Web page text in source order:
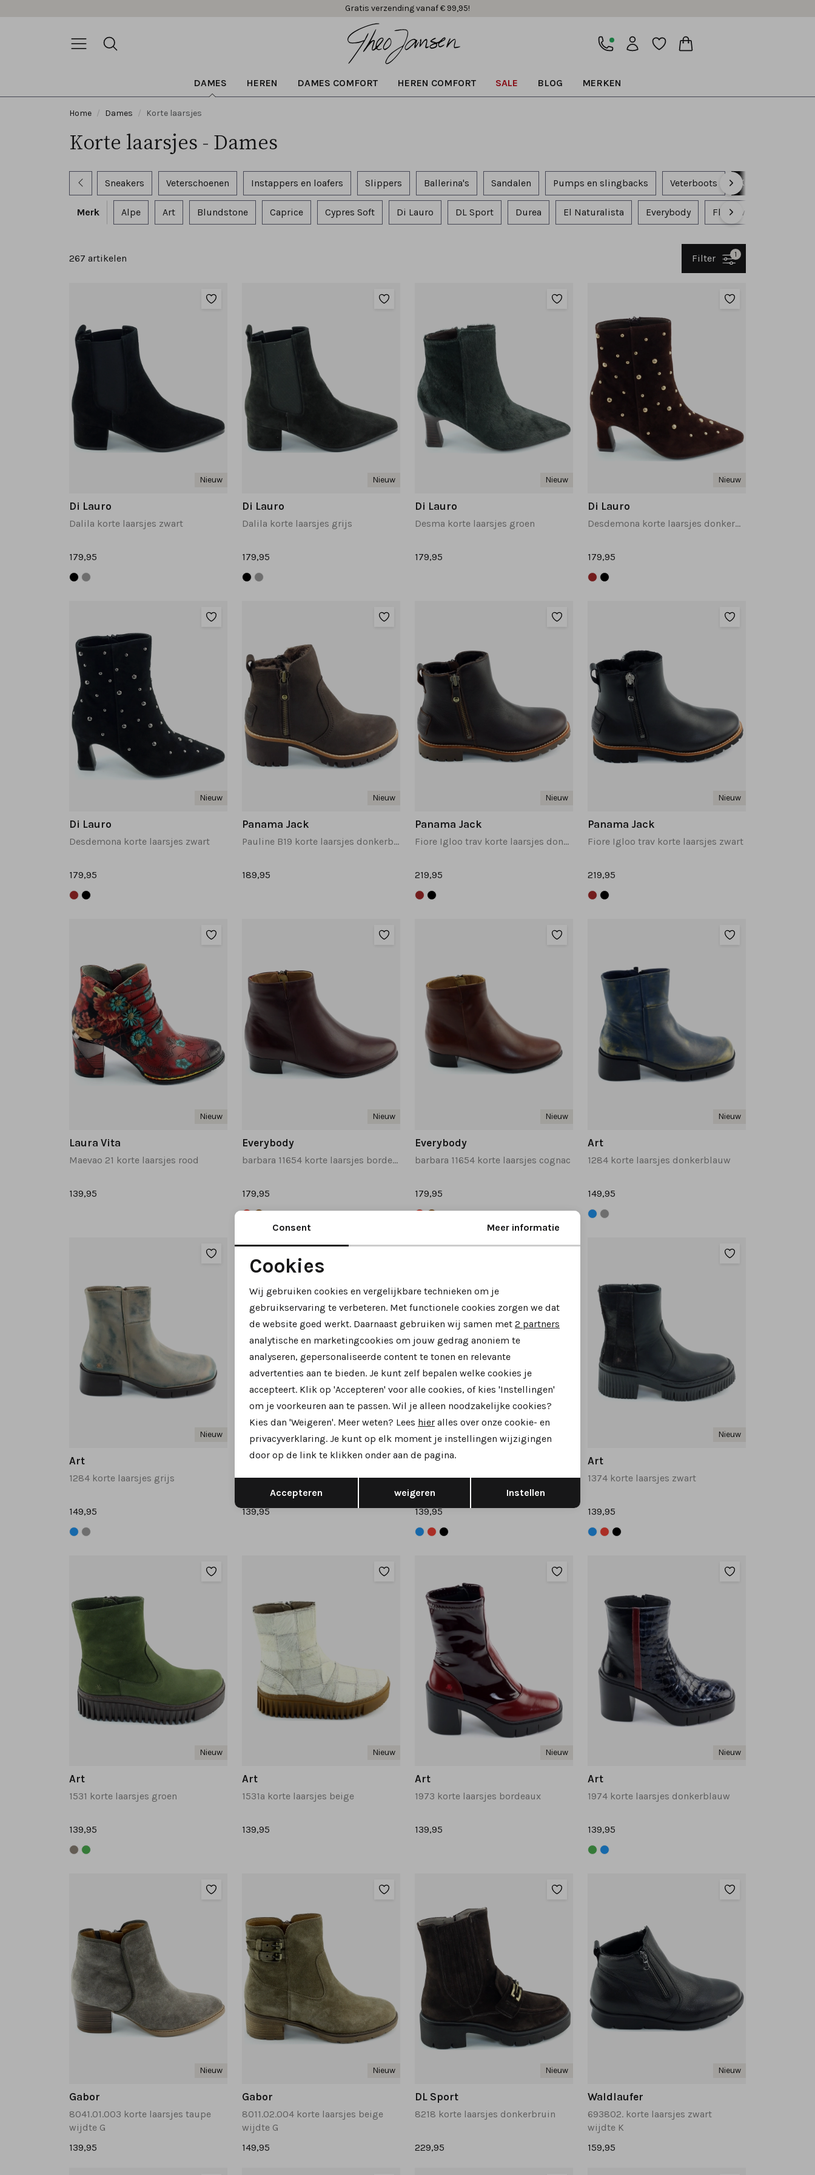
Duurzame & snelle levering
DAMES HEREN DAMES COMFORT HEREN COMFORT SALE BLOG MERKEN
Home Dames Korte laarsjes
Korte laarsjes - Dames
Sneakers Veterschoenen Instappers en loafers Slippers Ballerina's Sandalen Pumps en slingbacks Veterboots Korte laarsjes
Merk Alpe Art Blundstone Caprice Cypres Soft Di Lauro DL Sport Durea El Naturalista Everybody Floris van Bommel
267 artikelen 1
Filter
Nieuw
Di Lauro
Dalila korte laarsjes zwart
179,95
Nieuw
Di Lauro
Dalila korte laarsjes grijs
179,95
Nieuw
Di Lauro
Desma korte laarsjes groen
179,95
Nieuw
Di Lauro
Desdemona korte laarsjes donkerbruin
179,95
Nieuw
Di Lauro
Desdemona korte laarsjes zwart
179,95
Nieuw
Panama Jack
Pauline B19 korte laarsjes donkerbruin
189,95
Nieuw
Panama Jack
Fiore Igloo trav korte laarsjes donkerbruin
219,95
Nieuw
Panama Jack
Fiore Igloo trav korte laarsjes zwart
219,95
Nieuw
Laura Vita
Maevao 21 korte laarsjes rood
139,95
Nieuw
Everybody
barbara 11654 korte laarsjes bordeaux
179,95
Nieuw
Everybody
barbara 11654 korte laarsjes cognac
179,95
Nieuw
Art
1284 korte laarsjes donkerblauw
149,95
Nieuw
Art
1284 korte laarsjes grijs
149,95
Nieuw
Art
1366 korte laarsjes cognac
139,95
Art
1374 korte laarsjes bordeaux
139,95
Nieuw
Art
1374 korte laarsjes zwart
139,95
Nieuw
Art
1531 korte laarsjes groen
139,95
Nieuw
Art
1531a korte laarsjes beige
139,95
Nieuw
Art
1973 korte laarsjes bordeaux
139,95
Nieuw
Art
1974 korte laarsjes donkerblauw
139,95
Nieuw
Gabor
8041.01.003 korte laarsjes taupe
wijdte G
139,95
Nieuw
Gabor
8011.02.004 korte laarsjes beige
wijdte G
149,95
Nieuw
DL Sport
8218 korte laarsjes donkerbruin
229,95
Nieuw
Waldlaufer
693802. korte laarsjes zwart
wijdte K
159,95
Noodzakelijke cookies
Analytische cookies Marketing cookies
Terug Opslaan
Consent Meer informatie
Cookies
Wij gebruiken cookies en vergelijkbare technieken om je
gebruikservaring te verbeteren. Met functionele cookies zorgen we dat
de website goed werkt. Daarnaast gebruiken wij samen met 2 partners
analytische en marketingcookies om jouw gedrag anoniem te
analyseren, gepersonaliseerde content te tonen en relevante
advertenties aan te bieden. Je kunt zelf bepalen welke cookies je
accepteert. Klik op 'Accepteren' voor alle cookies, of kies 'Instellingen'
om je voorkeuren aan te passen. Wil je alleen noodzakelijke cookies?
Kies dan 'Weigeren'. Meer weten? Lees hier alles over onze cookie- en
privacyverklaring. Je kunt op elk moment je instellingen wijzigingen
door op de link te klikken onder aan de pagina.
Accepteren weigeren Instellen